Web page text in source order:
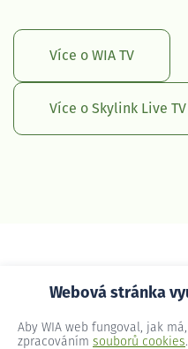
Webová stránka
Aby WIA web fungoval, jak
zpracováním souborů cookies
Více o WIA TV
Více o Skylink Live TV